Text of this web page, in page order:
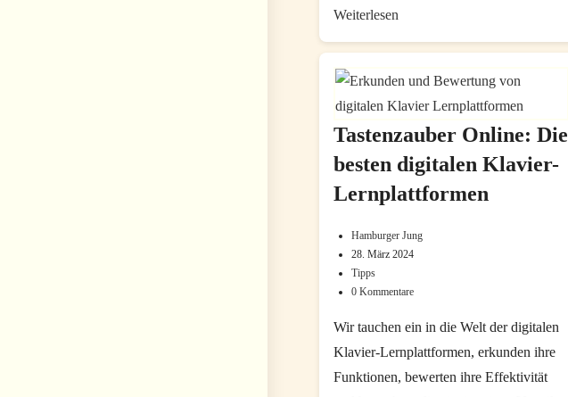
Weiterlesen
psychisch
erkrankter
Eltern
sehen
–
stärken
–
am
24.
Juni
2025
in
Tastenzauber Online: Die
besten digitalen Klavier-
Lernplattformen
Beitrags-
Autor:
Hamburger Jung
Beitrag
zuletzt
am:
28. März 2024
Beitrags-
Kategorie:
Tipps
Beitrags-
0 Kommentare
Wir tauchen ein in die Welt der digitalen
Klavier-Lernplattformen, erkunden ihre
Funktionen, bewerten ihre Effektivität